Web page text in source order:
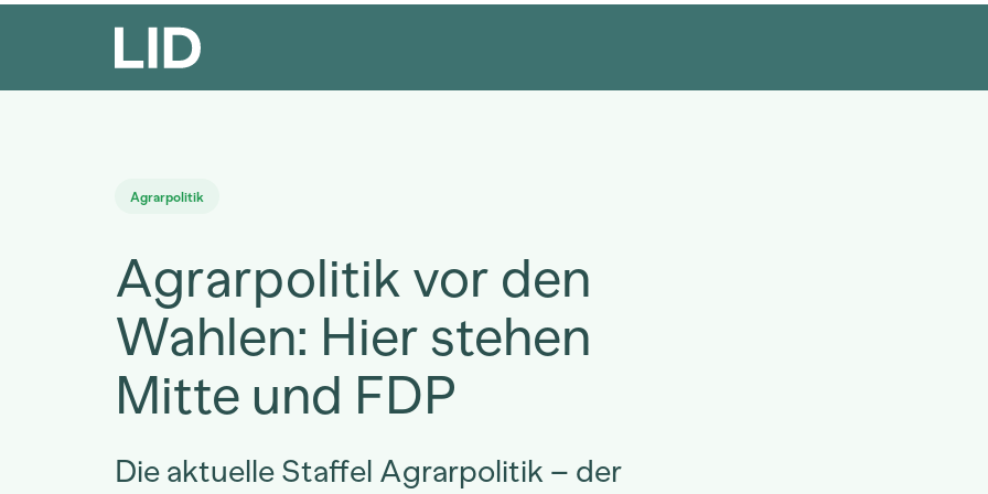
Agrarpolitik
Agrarpolitik vor den
Wahlen: Hier stehen
Mitte und FDP
Die aktuelle Staffel Agrarpolitik – der